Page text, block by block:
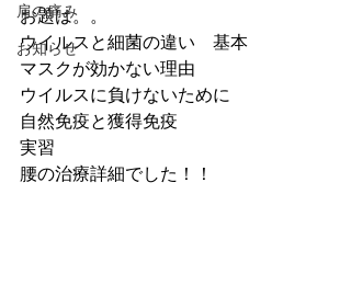
肩の痛み
お知らせ
お題は。。
ウイルスと細菌の違い　基本
マスクが効かない理由
ウイルスに負けないために
自然免疫と獲得免疫
実習
腰の治療詳細でした！！